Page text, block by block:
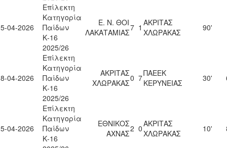
04-2026
Επίλεκτη
Κατηγορία
Παίδων
Κ-16
2025/26
Ε. Ν. ΘΟΙ
ΛΑΚΑΤΑΜΙΑΣ7 1 ΑΚΡΙΤΑΣ
ΧΛΩΡΑΚΑΣ
90'
04-2026
Επίλεκτη
Κατηγορία
Παίδων
Κ-16
2025/26
ΑΚΡΙΤΑΣ
ΧΛΩΡΑΚΑΣ0 7ΠΑΕΕΚ
ΚΕΡΥΝΕΙΑΣ
30'
04-2026
Επίλεκτη
Κατηγορία
Παίδων
Κ-16
ΕΘΝΙΚΟΣ
ΑΧΝΑΣ2 0ΑΚΡΙΤΑΣ
ΧΛΩΡΑΚΑΣ
10'